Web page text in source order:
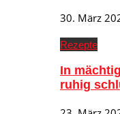
30. März
Rezepte
In
ruhig